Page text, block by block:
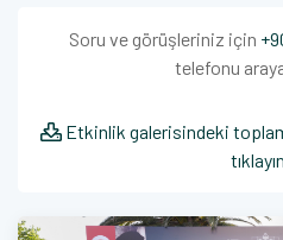
Soru ve görüşleriniz için
telefonu
Etkinlik galerisindeki